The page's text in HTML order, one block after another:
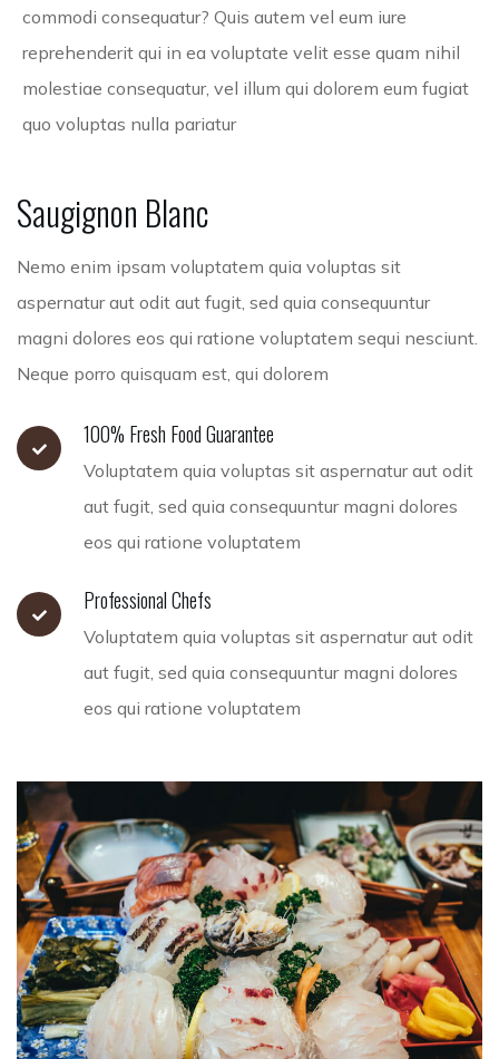
commodi consequatur? Quis autem vel eum iure
reprehenderit qui in ea voluptate velit esse quam nihil
molestiae consequatur, vel illum qui dolorem eum fugiat
quo voluptas nulla pariatur
Saugignon Blanc
Nemo enim ipsam voluptatem quia voluptas sit
aspernatur aut odit aut fugit, sed quia consequuntur
magni dolores eos qui ratione voluptatem sequi nesciunt.
Neque porro quisquam est, qui dolorem
100% Fresh Food Guarantee
Voluptatem quia voluptas sit aspernatur aut odit
aut fugit, sed quia consequuntur magni dolores
eos qui ratione voluptatem
Professional Chefs
Voluptatem quia voluptas sit aspernatur aut odit
aut fugit, sed quia consequuntur magni dolores
eos qui ratione voluptatem